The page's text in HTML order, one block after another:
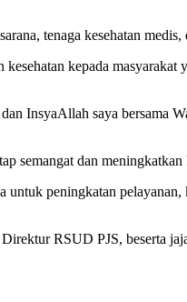
tenaga kesehatan medis,
kepada masyarakat
InsyaAllah saya bersama
semangat dan meningkatkan
peningkatan pelayanan,
RSUD PJS, beserta